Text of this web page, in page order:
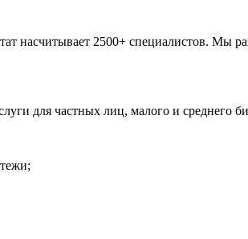
насчитывает 2500+ специалистов. Мы
для частных лиц, малого и среднего